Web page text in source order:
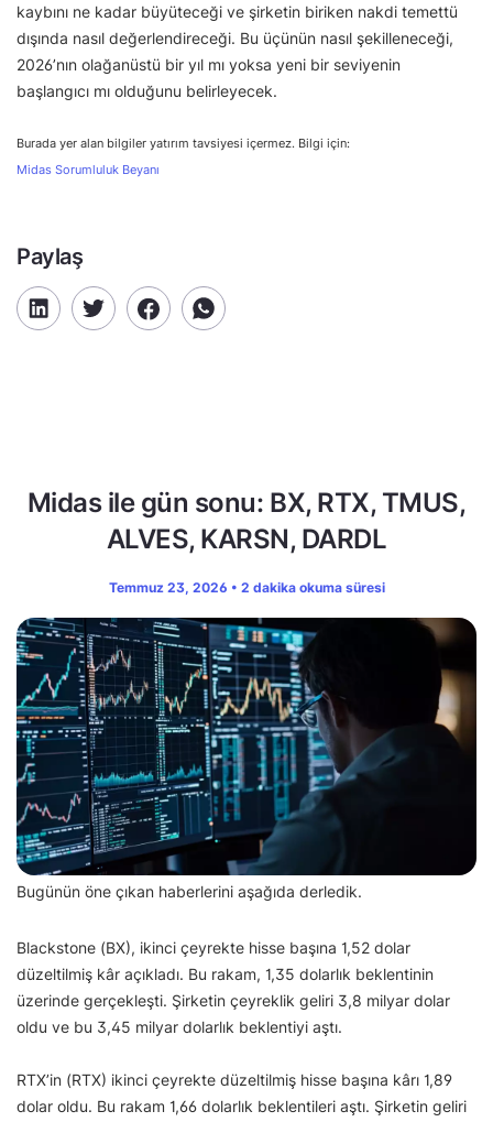
kaybını ne kadar büyüteceği ve şirketin biriken nakdi temettü
dışında nasıl değerlendireceği. Bu üçünün nasıl şekilleneceği,
2026’nın olağanüstü bir yıl mı yoksa yeni bir seviyenin
başlangıcı mı olduğunu belirleyecek.
Burada yer alan bilgiler yatırım tavsiyesi içermez. Bilgi için:
Midas Sorumluluk Beyanı
Paylaş
Midas ile gün sonu: BX, RTX, TMUS,
ALVES, KARSN, DARDL
Temmuz 23, 2026 • 2 dakika okuma süresi
Bugünün öne çıkan haberlerini aşağıda derledik.
Blackstone (BX), ikinci çeyrekte hisse başına 1,52 dolar
düzeltilmiş kâr açıkladı. Bu rakam, 1,35 dolarlık beklentinin
üzerinde gerçekleşti. Şirketin çeyreklik geliri 3,8 milyar dolar
oldu ve bu 3,45 milyar dolarlık beklentiyi aştı.
RTX’in (RTX) ikinci çeyrekte düzeltilmiş hisse başına kârı 1,89
dolar oldu. Bu rakam 1,66 dolarlık beklentileri aştı. Şirketin geliri